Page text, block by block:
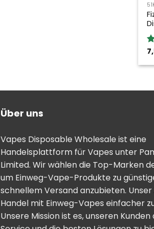
Über uns
Vapes Disposable Wholesale ist eine
Handelsplattform für Vapes unter
Limited. Wir wählen die Top-Marken
um Einweg-Vape-Produkte zu
schnellem Versand anzubieten. Unser
Handel mit Einweg-Vapes einfacher
Unsere Mission ist es, unseren